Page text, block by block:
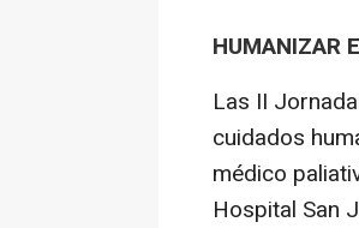
HUMANIZAR
Las II
cuidados
médico
Hospital San